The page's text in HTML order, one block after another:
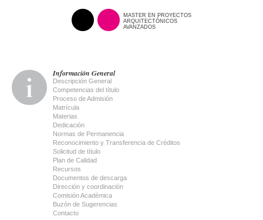
MASTER EN PROYECTOS
ARQUITECTÓNICOS
AVANZADOS
Información General
Descripción General
Competencias del título
Proceso de Admisión
Matrícula
Materias
Dedicación
Normas de Permanencia
Reconocimiento y Transferencia de Créditos
Solicitud de título
Plan de Calidad
Recursos
Documentos de descarga
Dirección y coordinación
Comisión Académica
Buzón de Sugerencias
Contacto